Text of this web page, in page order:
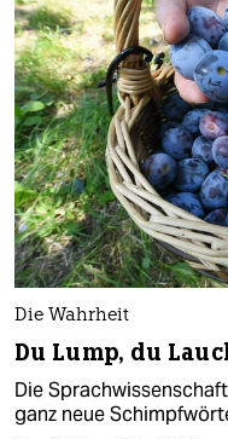
Die Wahrheit
Du Lump, du
Die
ganz neue